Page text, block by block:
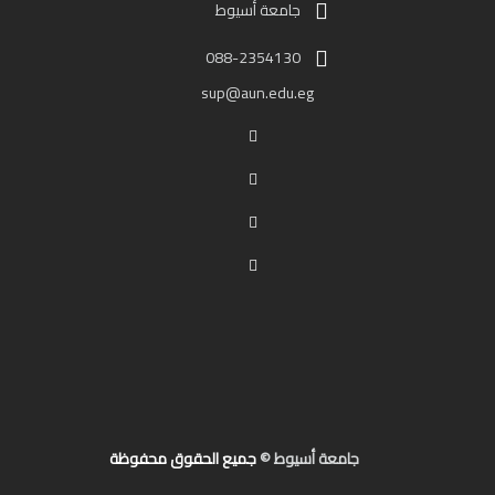
جامعة أسيوط
088-2354130
جميع الحقوق محفوظةجامعة أسيوط ©